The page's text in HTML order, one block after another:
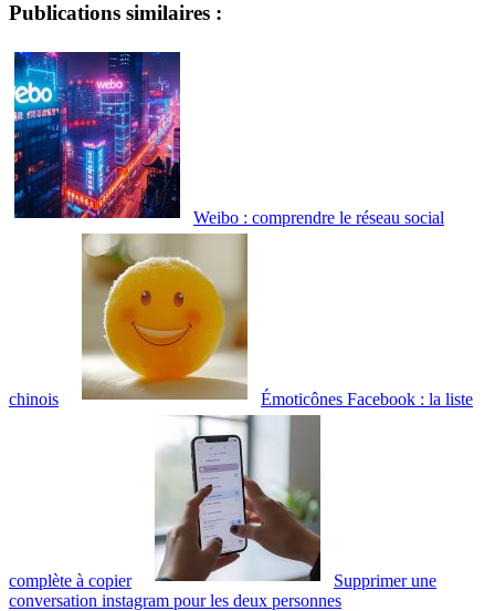
Publications similaires :
Weibo : comprendre le réseau social
chinois Émoticônes Facebook : la liste
complète à copier
Supprimer une
conversation instagram pour les deux personnes